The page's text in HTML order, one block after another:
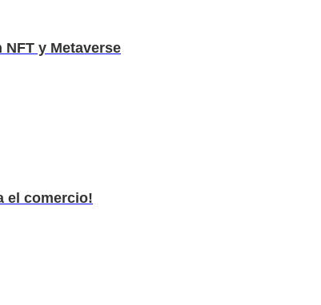
y Metaverse
el comercio!